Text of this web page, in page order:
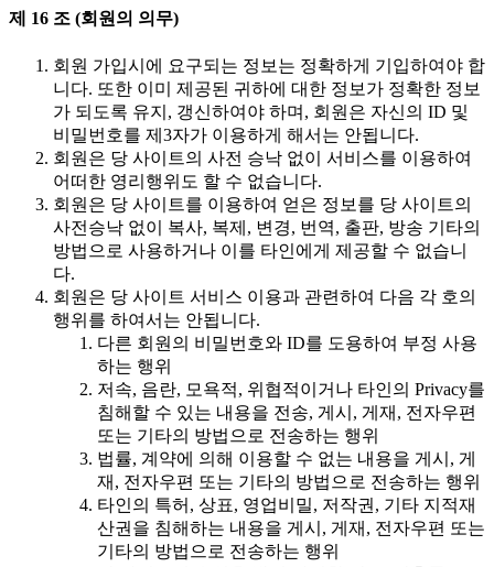
제 16 조 (회원의 의무)
회원 가입시에 요구되는 정보는 정확하게 기입하여야 합
니다. 또한 이미 제공된 귀하에 대한 정보가 정확한 정보
가 되도록 유지, 갱신하여야 하며, 회원은 자신의 ID 및
비밀번호를 제3자가 이용하게 해서는 안됩니다.
회원은 당 사이트의 사전 승낙 없이 서비스를 이용하여
어떠한 영리행위도 할 수 없습니다.
회원은 당 사이트를 이용하여 얻은 정보를 당 사이트의
사전승낙 없이 복사, 복제, 변경, 번역, 출판, 방송 기타의
방법으로 사용하거나 이를 타인에게 제공할 수 없습니
다.
회원은 당 사이트 서비스 이용과 관련하여 다음 각 호의
행위를 하여서는 안됩니다.
다른 회원의 비밀번호와 ID를 도용하여 부정 사용
하는 행위
저속, 음란, 모욕적, 위협적이거나 타인의 Privacy를
침해할 수 있는 내용을 전송, 게시, 게재, 전자우편
또는 기타의 방법으로 전송하는 행위
법률, 계약에 의해 이용할 수 없는 내용을 게시, 게
재, 전자우편 또는 기타의 방법으로 전송하는 행위
타인의 특허, 상표, 영업비밀, 저작권, 기타 지적재
산권을 침해하는 내용을 게시, 게재, 전자우편 또는
기타의 방법으로 전송하는 행위